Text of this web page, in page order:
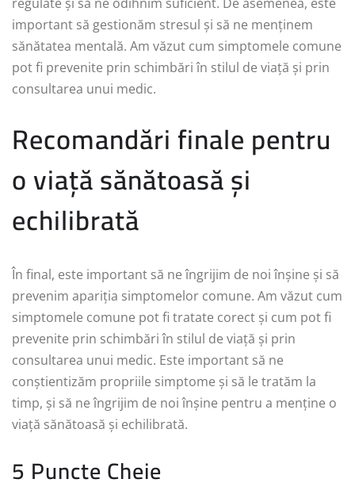
important să gestionăm stresul și să ne menținem
sănătatea mentală. Am văzut cum simptomele comune
pot fi prevenite prin schimbări în stilul de viață și prin
consultarea unui medic.
Recomandări finale pentru
o viață sănătoasă și
echilibrată
În final, este important să ne îngrijim de noi înșine și să
prevenim apariția simptomelor comune. Am văzut cum
simptomele comune pot fi tratate corect și cum pot fi
prevenite prin schimbări în stilul de viață și prin
consultarea unui medic. Este important să ne
conștientizăm propriile simptome și să le tratăm la
timp, și să ne îngrijim de noi înșine pentru a menține o
viață sănătoasă și echilibrată.
5 Puncte Cheie